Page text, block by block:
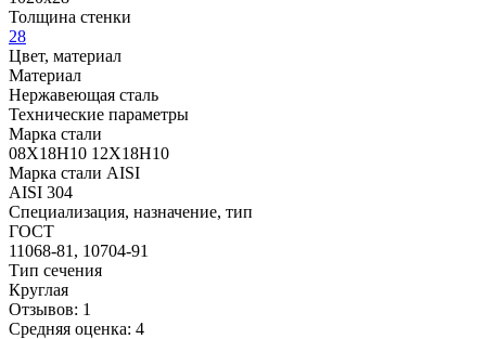
Толщина стенки
28
Цвет, материал
Материал
Нержавеющая сталь
Технические параметры
Марка стали
08Х18Н10 12Х18Н10
Марка стали AISI
AISI 304
Специализация, назначение, тип
ГОСТ
11068-81, 10704-91
Тип сечения
Круглая
Отзывов: 1
Средняя оценка: 4